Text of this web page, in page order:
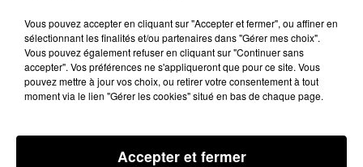
2 mai 2024 - 4 min 25 sec
LES INFOS DU GERS DU 02/05/2024 À 08H00
Vous pouvez accepter en cliquant sur "Accepter et fermer", ou affiner en
sélectionnant les finalités et/ou partenaires dans "Gérer mes choix".
Vous pouvez également refuser en cliquant sur "Continuer sans
accepter". Vos préférences ne s'appliqueront que pour ce site. Vous
pouvez mettre à jour vos choix, ou retirer votre consentement à tout
moment via le lien "Gérer les cookies" situé en bas de chaque page.
Accepter et fermer